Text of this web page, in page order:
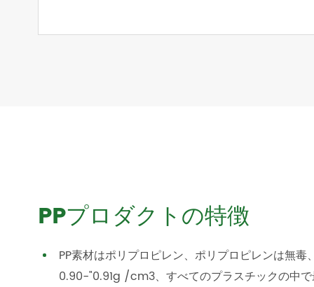
PPプロダクトの特徴
PP素材はポリプロピレン、ポリプロピレンは無
0.90-"0.91g /cm3、すべてのプラスチックの中